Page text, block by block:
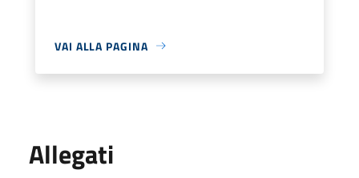
VAI ALLA PAGINA
Allegati